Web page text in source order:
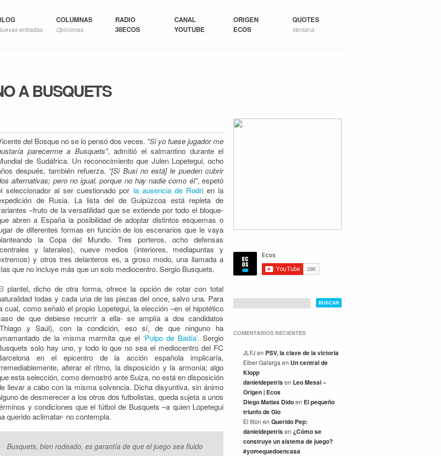
entradas
COLUMNAS
Opiniones
RADIO
38ECOS
CANAL
YOUTUBE
ORIGEN
ECOS
QUOTES
Ventana
A BUSQUETS
del Bosque no se lo pensó dos veces. “Si yo fuese jugador me
parecerme a Busquets”, admitió el salmantino durante el
de Sudáfrica. Un reconocimiento que Julen Lopetegui, ocho
después, también refuerza. “[Si Busi no está] le pueden cubrir
alternativas; pero no igual, porque no hay nadie como él”, espetó
seleccionador al ser cuestionado por la ausencia de Rodrien la
de Rusia. La lista del de Guipúzcoa está repleta de
–fruto de la versatilidad que se extiende por todo el bloque-
abren a España la posibilidad de adoptar distintos esquemas o
de diferentes formas en función de los escenarios que le vaya
la Copa del Mundo. Tres porteros, ocho defensas
y laterales), nueve medios (interiores, mediapuntas y
y otros tres delanteros es, a groso modo, una llamada a
que no incluye más que un solo mediocentro. Sergio Busquets.
plantel, dicho de otra forma, ofrece la opción de rotar con total
todas y cada una de las piezas del once, salvo una. Para
cual, como señaló el propio Lopetegui, la elección –en el hipotético
de que debiese recurrir a ella- se amplía a dos candidatos
y Saúl), con la condición, eso sí, de que ninguno ha
de la misma marmita que el ‘Pulpo de Badía’. Sergio
solo hay uno, y todo lo que no sea el mediocentro del FC
en el epicentro de la acción española implicaría,
alterar el ritmo, la disposición y la armonía; algo
esta selección, como demostró ante Suiza, no está en disposición
llevar a cabo con la misma solvencia. Dicha disyuntiva, sin ánimo
de desmerecer a los otros dos futbolistas, queda sujeta a unos
y condiciones que el fútbol de Busquets –a quien Lopetegui
querido aclimatar- no contempla.
Busquets, bien rodeado, es garantía de que el juego sea fluido
COMENTARIOS RECIENTES
JLFJ en PSV, la clave de la victoria
Elber Galarga en Un central de
Klopp
danieldepetrisen Leo Messi –
Origen | Ecos
Diego Matias Didoen El pequeño
triunfo de Gio
El titon en Querido Pep:
danieldepetrisen ¿Cómo se
construye un sistema de juego?
#yomequedoencasa